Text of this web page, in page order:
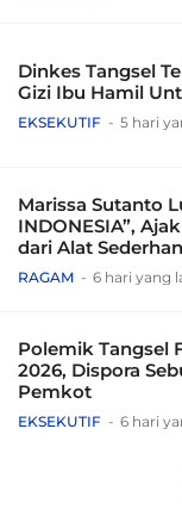
Dinkes Tangsel
Gizi Ibu Hamil
EKSEKUTIF 5 hari
Marissa Sutanto
INDONESIA”,
dari Alat
Tradisional
RAGAM 6 hari yang
Polemik Tangsel
2026, Dispora
Pemkot
EKSEKUTIF 6 hari